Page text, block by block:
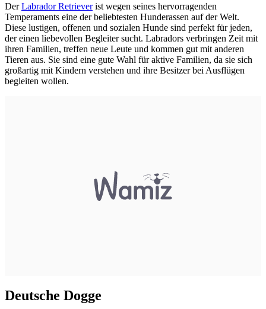
DerLabrador Retrieverist wegen seines hervorragenden
Temperaments eine der beliebtesten Hunderassen auf der Welt.
Diese lustigen, offenen und sozialen Hunde sind perfekt für jeden,
der einen liebevollen Begleiter sucht. Labradors verbringen Zeit mit
ihren Familien, treffen neue Leute und kommen gut mit anderen
Tieren aus. Sie sind eine gute Wahl für aktive Familien, da sie sich
großartig mit Kindern verstehen und ihre Besitzer bei Ausflügen
begleiten wollen.
Deutsche Dogge